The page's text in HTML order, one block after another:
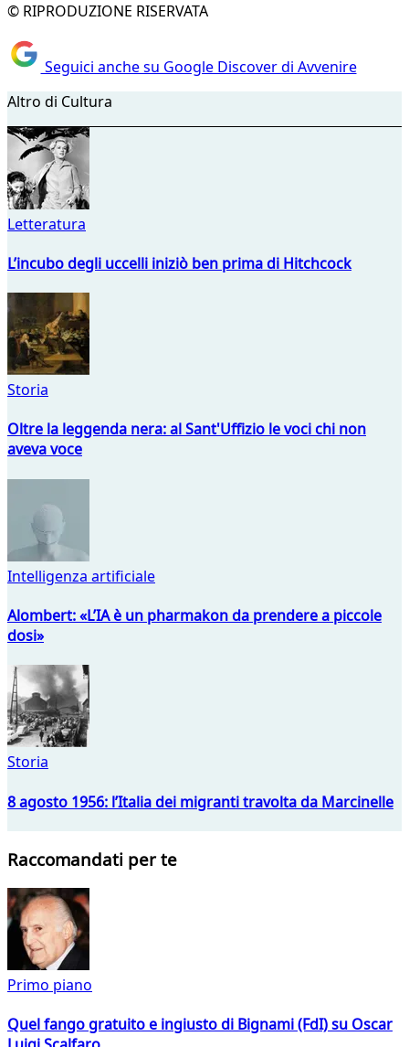
© RIPRODUZIONE RISERVATA
Seguici anche su Google Discover di Avvenire
Altro di Cultura
Letteratura
L’incubo degli uccelli iniziò ben prima di Hitchcock
Storia
Oltre la leggenda nera: al Sant'Uffizio le voci chi non
aveva voce
Intelligenza artificiale
Alombert: «L’IA è un pharmakon da prendere a piccole
dosi»
Storia
8 agosto 1956: l’Italia dei migranti travolta da Marcinelle
Raccomandati per te
Primo piano
Quel fango gratuito e ingiusto di Bignami (FdI) su Oscar